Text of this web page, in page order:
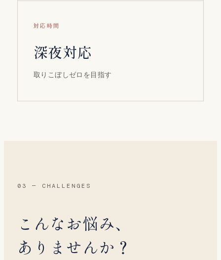
対応時間
深夜対応
取りこぼしゼロを目指す
03 — CHALLENGES
こんなお悩み、
ありませんか？